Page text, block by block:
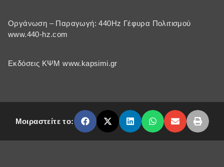
Οργάνωση – Παραγωγή: 440Hz Γέφυρα Πολιτισμού
www.440-hz.com
Εκδόσεις ΚΨΜ www.kapsimi.gr
Μοιραστείτε το: